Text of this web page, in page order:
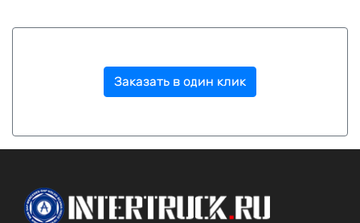
Заказать в один клик